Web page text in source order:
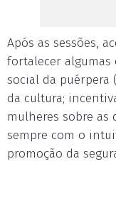
Após as sessões,
fortalecer algumas
social da puérpera
da cultura;
mulheres sobre as
sempre com o
promoção da